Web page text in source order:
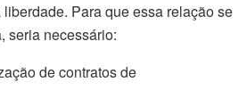
Para que essa relação se
seria necessário:
de contratos de